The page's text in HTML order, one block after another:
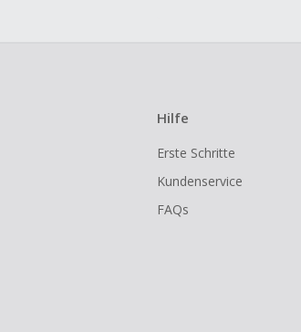
Hilfe
Erste Schritte
Kundenservice
FAQs